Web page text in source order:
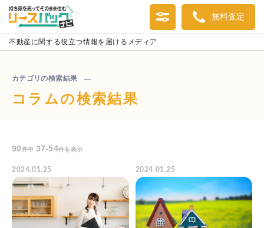
無料査定
不動産に関する役立つ情報を届けるメディア
カテゴリの検索結果
コラムの検索結果
90件中 37-54件を表示
2024.01.25 2024.01.25